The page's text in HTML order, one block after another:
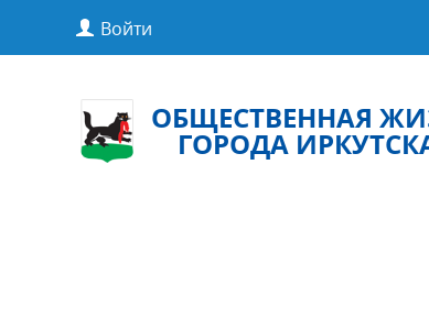
Войти
ОБЩЕСТВЕННАЯ
ГОРОДА